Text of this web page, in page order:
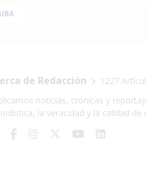
de Redacción
1227
noticias, crónicas y
la veracidad y la calidad